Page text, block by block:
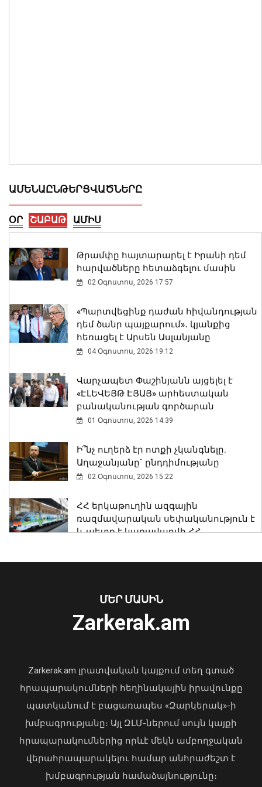
ԱՄԵՆԱԸՆԹԵՐՑՎԱԾՆԵՐԸ
ՕՐ ՇԱԲԱԹ ԱՄԻՍ
Թրամփը հայտարարել է Իրանի դեմ
հարվածները հետաձգելու մասին
02 Օգոստոս, 2026 17:57
«Պարտվեցինք դաժան հիվանդության
դեմ ծանր պայքարում»․ կյանքից
հեռացել է Արսեն Ասլանյանը
04 Օգոստոս, 2026 19:12
Վարչապետ Փաշինյանն այցելել է
«ԷԼԵՎԵՅԹ ԷՅԱՅ» արհեստական
բանականության գործարան
01 Օգոստոս, 2026 14:39
Ի՞նչ ուղերձ էր ոտքի չկանգնելը.
Աղաջանյանը` ընդդիմությանը
02 Օգոստոս, 2026 15:22
ՀՀ երկաթուղին ազգային
ռազմավարական սեփականություն է
և պետք է կառավարվի ՀՀ
Մկրտության արարողությունից հետո
Արտաշատում 14 մարդ թունավորման
ախտանիշներով դիմել է ԲԿ. ՀՎԿԱԿ
Երևանի Կենտրոնում պետության
սեփականության իրավունքն է
վերականգնվել 51,9 քմ նկուղային
տարածքի և հողամասի նկատմամբ
31 Հուլիս, 2026 15:26
Քաղաքացիները, Սևանի
ջրափրկարարներն ու Ճամբարակի
շտապօգնության բժիշկները Սևանա
ՄԵՐ ՄԱՍԻՆ
Zarkerak.am
Zarkerak.am լրատվական կայքում տեղ գտած
հրապարակումների հեղինակային իրավունքը
պատկանում է բացառապես «Զարկերակ»-ի
խմբագրությանը։ Այլ ԶԼՄ-ներում սույն կայքի
հրապարակումներից որևէ մեկն ամբողջական
վերահրապարակելու համար անհրաժեշտ է
խմբագրության համաձայնությունը։